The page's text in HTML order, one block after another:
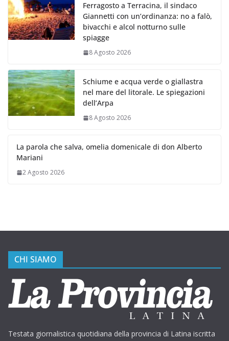
Ferragosto a Terracina, il sindaco
Giannetti con un’ordinanza: no a falò,
bivacchi e alcol notturno sulle
spiagge
8 Agosto 2026
Schiume e acqua verde o giallastra
nel mare del litorale. Le spiegazioni
dell’Arpa
8 Agosto 2026
La parola che salva, omelia domenicale di don Alberto
Mariani
2 Agosto 2026
CHI SIAMO
Testata giornalistica quotidiana della provincia di Latina iscritta